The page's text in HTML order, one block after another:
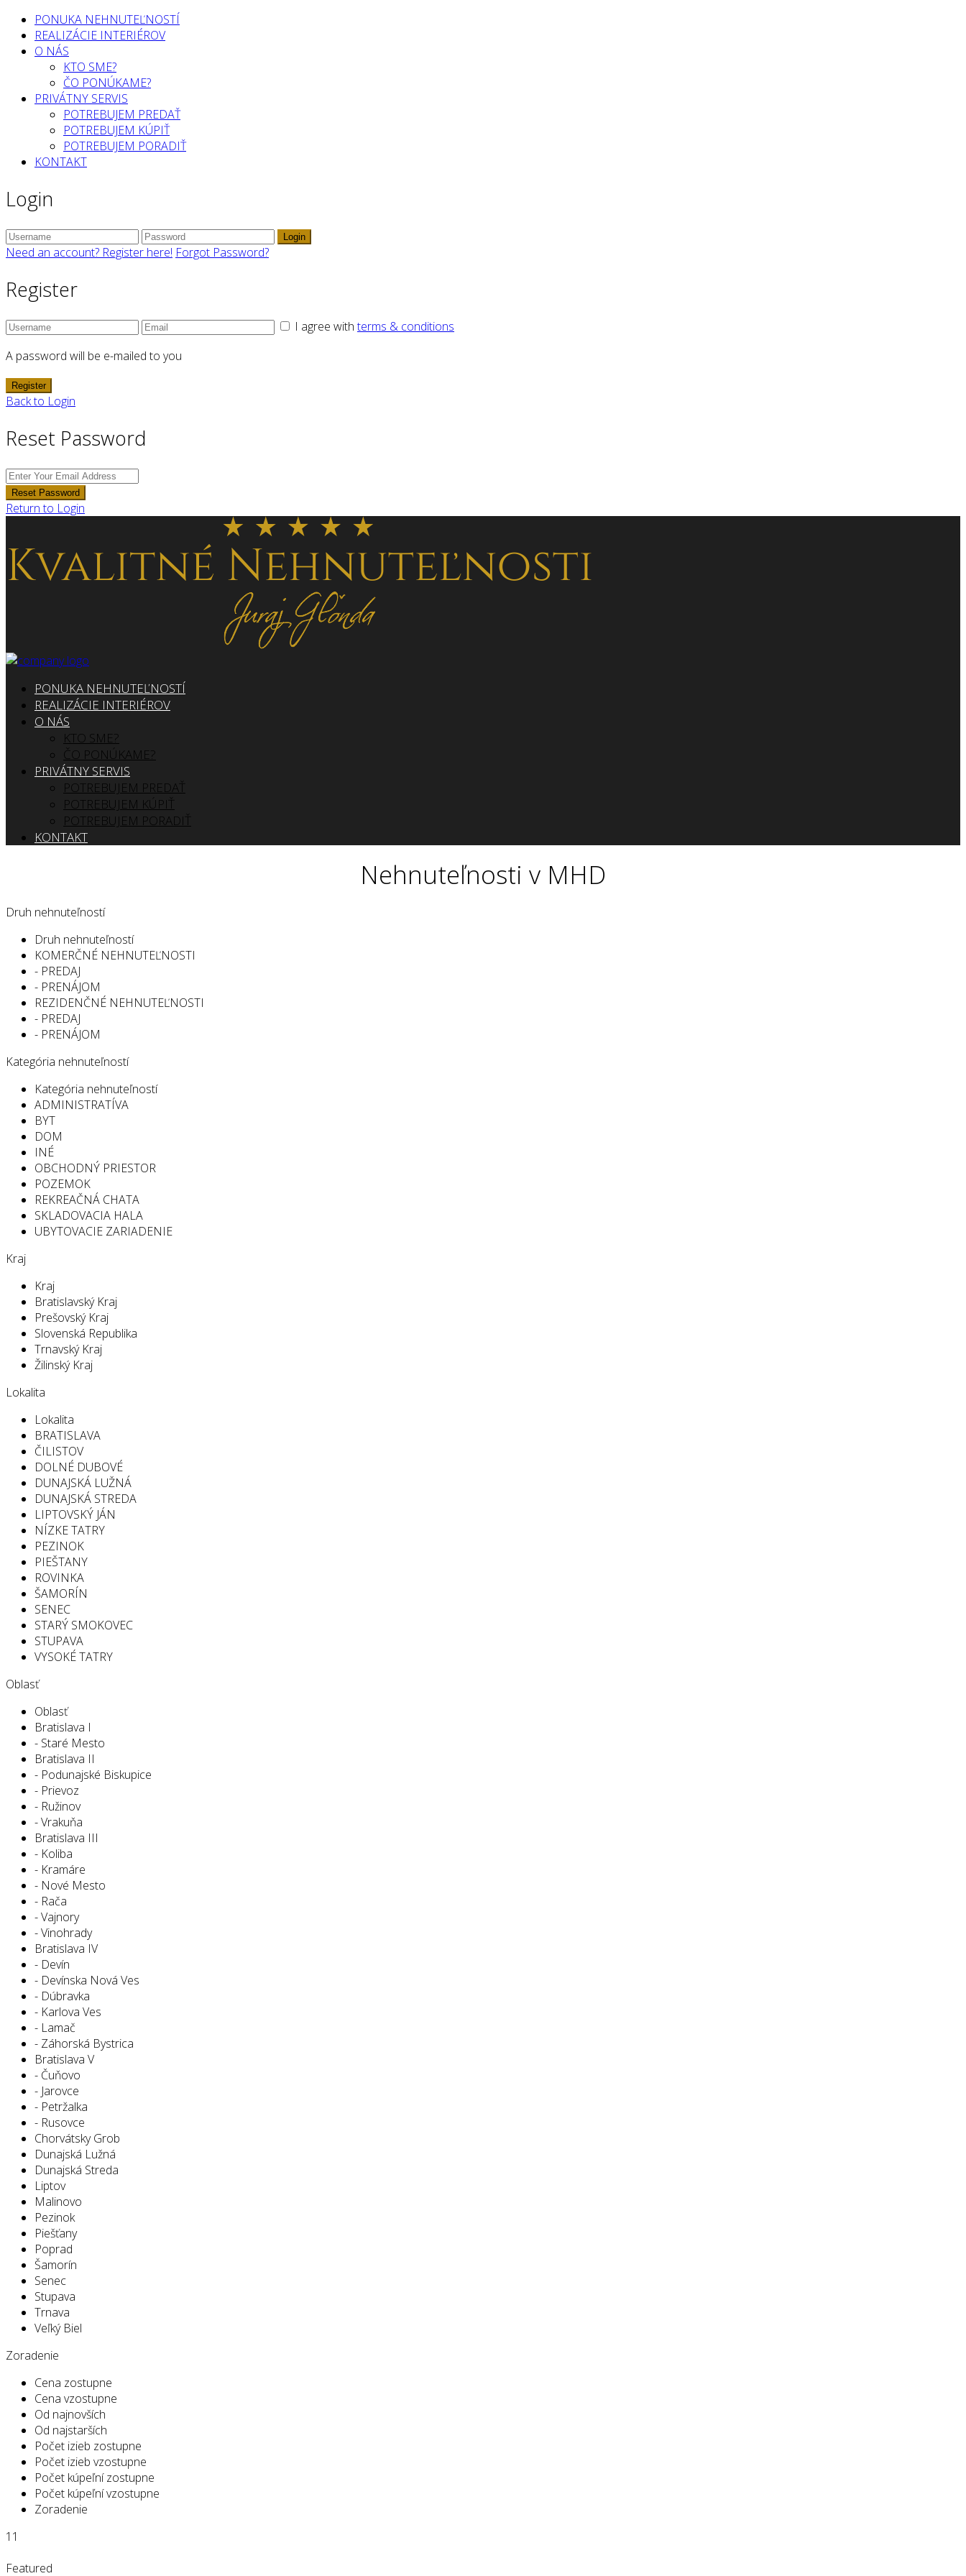
PONUKA NEHNUTEĽNOSTÍ
REALIZÁCIE INTERIÉROV
O NÁS
KTO SME?
ČO PONÚKAME?
PRIVÁTNY SERVIS
POTREBUJEM PREDAŤ
POTREBUJEM KÚPIŤ
POTREBUJEM PORADIŤ
KONTAKT
Login
Login
Need an account? Register here! Forgot Password?
Register
I agree withterms & conditions
A password will be e-mailed to you
Register
Back to Login
Reset Password
Reset Password
Return to Login
PONUKA NEHNUTEĽNOSTÍ
REALIZÁCIE INTERIÉROV
O NÁS
KTO SME?
ČO PONÚKAME?
PRIVÁTNY SERVIS
POTREBUJEM PREDAŤ
POTREBUJEM KÚPIŤ
POTREBUJEM PORADIŤ
KONTAKT
Nehnuteľnosti v MHD
Druh nehnuteľností
Druh nehnuteľností
KOMERČNÉ NEHNUTEĽNOSTI
- PREDAJ
- PRENÁJOM
REZIDENČNÉ NEHNUTEĽNOSTI
- PREDAJ
- PRENÁJOM
Kategória nehnuteľností
Kategória nehnuteľností
ADMINISTRATÍVA
BYT
DOM
INÉ
OBCHODNÝ PRIESTOR
POZEMOK
REKREAČNÁ CHATA
SKLADOVACIA HALA
UBYTOVACIE ZARIADENIE
Kraj
Kraj
Bratislavský Kraj
Prešovský Kraj
Slovenská Republika
Trnavský Kraj
Žilinský Kraj
Lokalita
Lokalita
BRATISLAVA
ČILISTOV
DOLNÉ DUBOVÉ
DUNAJSKÁ LUŽNÁ
DUNAJSKÁ STREDA
LIPTOVSKÝ JÁN
NÍZKE TATRY
PEZINOK
PIEŠTANY
ROVINKA
ŠAMORÍN
SENEC
STARÝ SMOKOVEC
STUPAVA
VYSOKÉ TATRY
Oblasť
Oblasť
Bratislava I
- Staré Mesto
Bratislava II
- Podunajské Biskupice
- Prievoz
- Ružinov
- Vrakuňa
Bratislava III
- Koliba
- Kramáre
- Nové Mesto
- Rača
- Vajnory
- Vinohrady
Bratislava IV
- Devín
- Devínska Nová Ves
- Dúbravka
- Karlova Ves
- Lamač
- Záhorská Bystrica
Bratislava V
- Čuňovo
- Jarovce
- Petržalka
- Rusovce
Chorvátsky Grob
Dunajská Lužná
Dunajská Streda
Liptov
Malinovo
Pezinok
Piešťany
Poprad
Šamorín
Senec
Stupava
Trnava
Veľký Biel
Zoradenie
Cena zostupne
Cena vzostupne
Od najnovších
Od najstarších
Počet izieb zostupne
Počet izieb vzostupne
Počet kúpeľní zostupne
Počet kúpeľní vzostupne
Zoradenie
11
Featured